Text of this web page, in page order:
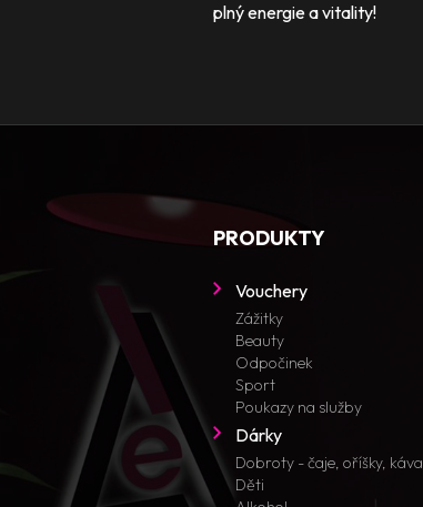
plný energie a vitality!
PRODUKTY
Vouchery
Zážitky
Beauty
Odpočinek
Sport
Poukazy na služby
Dárky
Dobroty - čaje, oříšky, káva
Děti